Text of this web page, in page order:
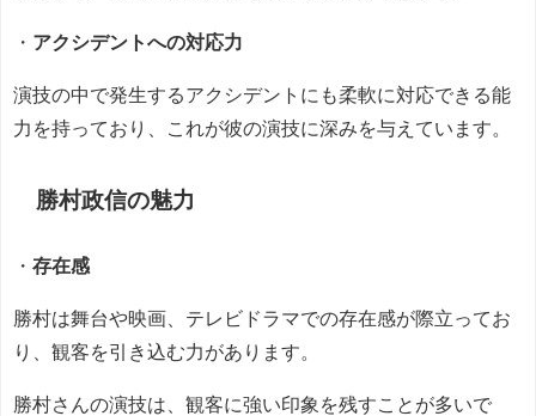
・ アクシデントへの対応力
演技の中で発生するアクシデントにも柔軟に対応できる能
力を持っており、これが彼の演技に深みを与えています。
勝村政信の魅力
・ 存在感
勝村は舞台や映画、テレビドラマでの存在感が際立ってお
り、観客を引き込む力があります。
勝村さんの演技は、観客に強い印象を残すことが多いで